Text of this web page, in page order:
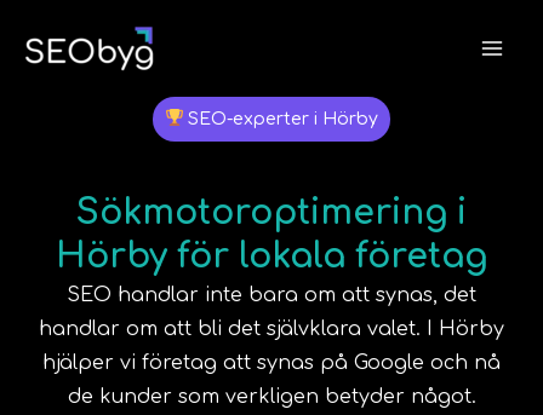
SEO-experter i Hörby
Sökmotoroptimering i
Hörby för lokala företag
SEO handlar inte bara om att synas, det
handlar om att bli det självklara valet. I Hörby
hjälper vi företag att synas på Google och nå
de kunder som verkligen betyder något.